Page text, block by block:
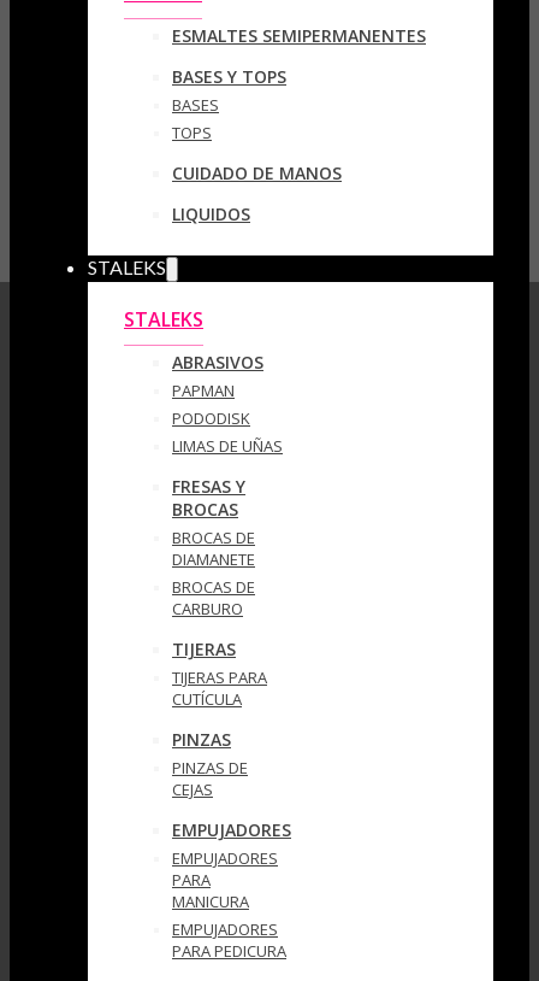
ESMALTES SEMIPERMANENTES
BASES Y TOPS
BASES
TOPS
CUIDADO DE MANOS
LIQUIDOS
STALEKS
STALEKS
ABRASIVOS
PAPMAN
PODODISK
LIMAS DE UÑAS
FRESAS Y
BROCAS
BROCAS DE
DIAMANETE
BROCAS DE
CARBURO
TIJERAS
TIJERAS PARA
CUTÍCULA
PINZAS
PINZAS DE
CEJAS
EMPUJADORES
EMPUJADORES
PARA
MANICURA
EMPUJADORES
PARA PEDICURA